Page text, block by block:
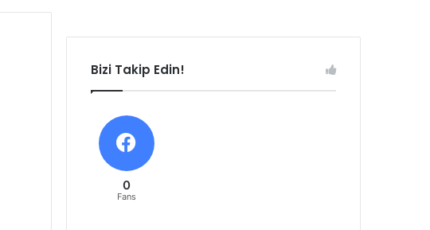
Bizi Takip Edin!
0
Fans